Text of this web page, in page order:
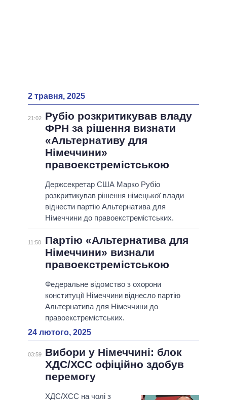
2 травня, 2025
21:02
Рубіо розкритикував владу
ФРН за рішення визнати
«Альтернативу для
Німеччини»
правоекстремістською
Держсекретар США Марко Рубіо
розкритикував рішення німецької влади
віднести партію Альтернатива для
Німеччини до правоекстремістських.
11:50
Партію «Альтернатива для
Німеччини» визнали
правоекстремістською
Федеральне відомство з охорони
конституції Німеччини віднесло партію
Альтернатива для Німеччини до
правоекстремістських.
24 лютого, 2025
03:59
Вибори у Німеччині: блок
ХДС/ХСС офіційно здобув
перемогу
ХДС/ХСС на чолі з